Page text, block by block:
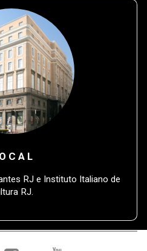
C A L
RJ e Instituto Italiano de
RJ.